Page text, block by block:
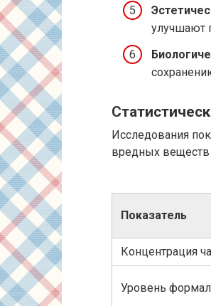
улучшают
Исследования
вредных веществ
Показатель
Концентрация
Уровень